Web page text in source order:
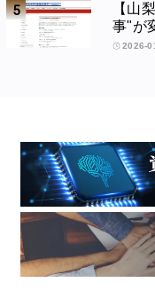
ター
ー
【山
事"が
協議
2026-